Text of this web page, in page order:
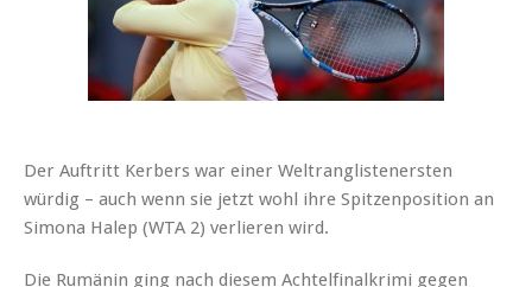
Der Auftritt Kerbers war einer Weltranglistenersten
würdig – auch wenn sie jetzt wohl ihre Spitzenposition an
Simona Halep (WTA 2) verlieren wird.
Die Rumänin ging nach diesem Achtelfinalkrimi gegen